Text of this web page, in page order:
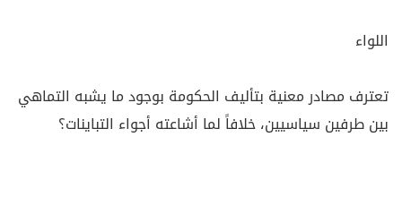
اللواء‎
تعترف مصادر معنية بتأليف الحكومة بوجود ما يشبه التماهي
بين طرفين سياسيين، خلافاً لما أشاعته أجواء التباينات؟‎